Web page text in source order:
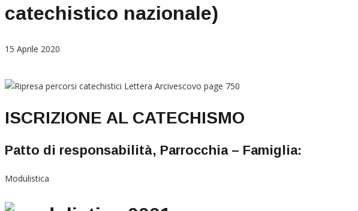
catechistico nazionale)
15 Aprile 2020
ISCRIZIONE AL CATECHISMO
Patto di responsabilità, Parrocchia – Famiglia:
Modulistica